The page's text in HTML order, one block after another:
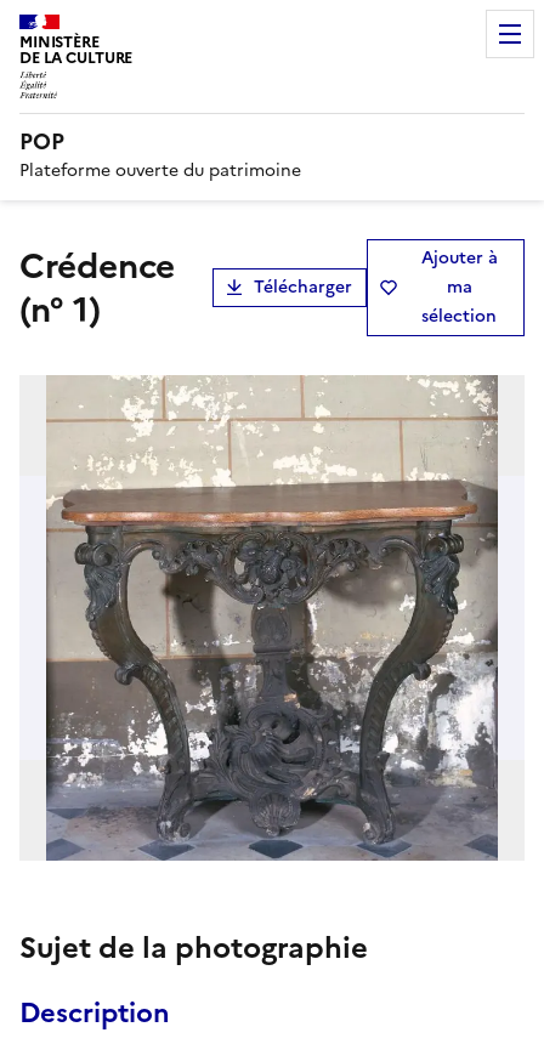
MINISTÈRE
DE LA CULTURE
POP
Plateforme ouverte du patrimoine
Crédence
(n° 1)
Télécharger
Ajouter à
ma
sélection
Sujet de la photographie
Description